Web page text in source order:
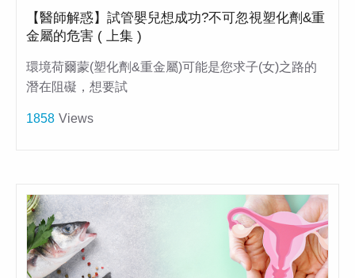
【醫師解惑】試管嬰兒想成功?不可忽視塑化劑&重
金屬的危害 ( 上集 )
環境荷爾蒙(塑化劑&重金屬)可能是您求子(女)之路的
潛在阻礙，想要試
1858 Views